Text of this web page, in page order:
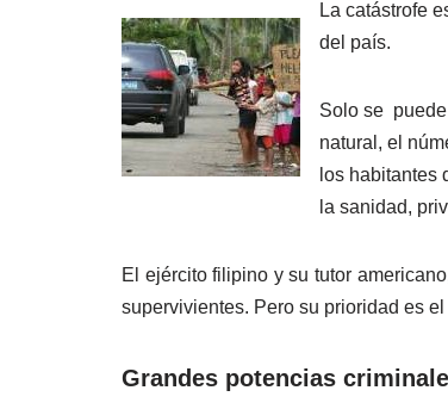
La catástrofe
del país.
Solo se
natural, el
los habitantes
la sanidad,
El ejército filipino y su tutor
supervivientes. Pero su prioridad es
Grandes potencias